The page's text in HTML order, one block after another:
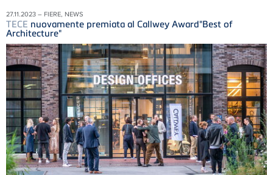
27.11.2023 – FIERE, NEWS
TECE nuovamente premiata al Callwey Award"Best of
Architecture"